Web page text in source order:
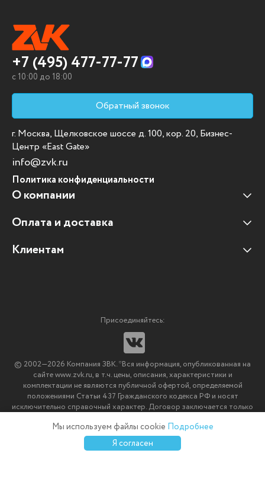
+7 (495) 477-77-77
c 10:00 до 18:00
Обратный звонок
г. Москва, Щелковское шоссе д. 100, кор. 20, Бизнес-
Центр «East Gate»
info@zvk.ru
Политика конфиденциальности
О компании
Наши клиенты
Отзывы клиентов
Оплата и доставка
Оплата и доставка
Клиентам
Мультимедийное оборудование
Импортозамещение ПО
© 2002—2026 Компания ЗВК. *Вся информация, опубликованная на
сайте www.zvk.ru, в т.ч. цены, описания, характеристики и
комплектации не являются публичной офертой, определяемой
положениями Статьи 437 Гражданского кодекса РФ и носят
исключительно справочный характер. Договор заключается только
ЗВК.
Присоединяйтесь:
0
Избранное
0
Сравнение Корзина
Мы используем файлы cookie Подробнее
Я согласен